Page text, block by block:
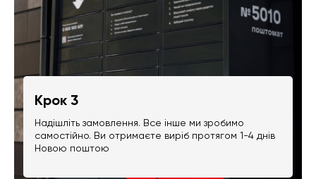
Крок 3
Надішліть замовлення. Все інше ми зробимо
самостійно. Ви отримаєте виріб протягом 1-4 днів
Новою поштою